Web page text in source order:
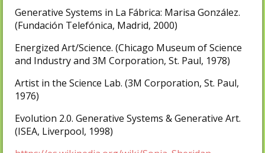
Generative Systems in La Fábrica: Marisa González.
(Fundación Telefónica, Madrid, 2000)
Energized Art/Science. (Chicago Museum of Science
and Industry and 3M Corporation, St. Paul, 1978)
Artist in the Science Lab. (3M Corporation, St. Paul,
1976)
Evolution 2.0. Generative Systems & Generative Art.
(ISEA, Liverpool, 1998)